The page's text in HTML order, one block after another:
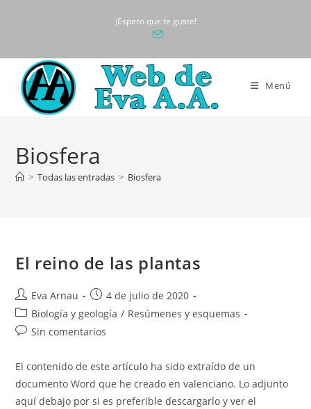
¡Espero que te guste!
Menú
Biosfera
> Todas las entradas > Biosfera
El reino de las plantas
Autor
de
la
entrada:
Eva Arnau
Publicación
de
entrada:
4 de julio de 2020
Categoría
de
Biología y geología / Resúmenes y esquemas
Comentarios
la
entrada:
Sin comentarios
El contenido de este artículo ha sido extraído de un
documento Word que he creado en valenciano. Lo adjunto
aquí debajo por si es preferible descargarlo y ver el